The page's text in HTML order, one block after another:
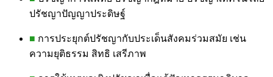
ปรัชญาปัญญาประดิษฐ์
■ การประยุกต์ปรัชญากับประเด็นสังคมร่วมสมัย เช่น
ความยุติธรรม สิทธิ เสรีภาพ